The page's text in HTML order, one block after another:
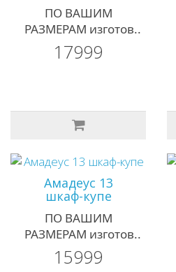
ПО ВАШИМ
РАЗМЕРАМ изготов..
17999
Амадеус 13
шкаф-купе
ПО ВАШИМ
РАЗМЕРАМ изготов..
15999